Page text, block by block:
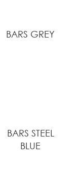
BARS GREY
BARS STEEL
BLUE